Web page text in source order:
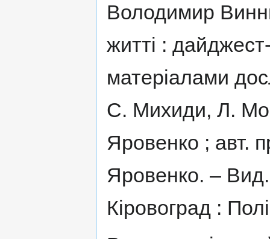
Володимир
житті :
матеріалами
С. Михиди, Л.
Яровенко ; авт.
Яровенко. –
Кіровоград :